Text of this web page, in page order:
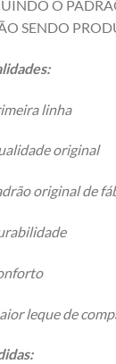
O
SENDO
linha
original
original de
leque de